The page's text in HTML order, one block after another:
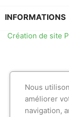
INFORMATIONS
Création de site
Nous
améliorer
navigation,